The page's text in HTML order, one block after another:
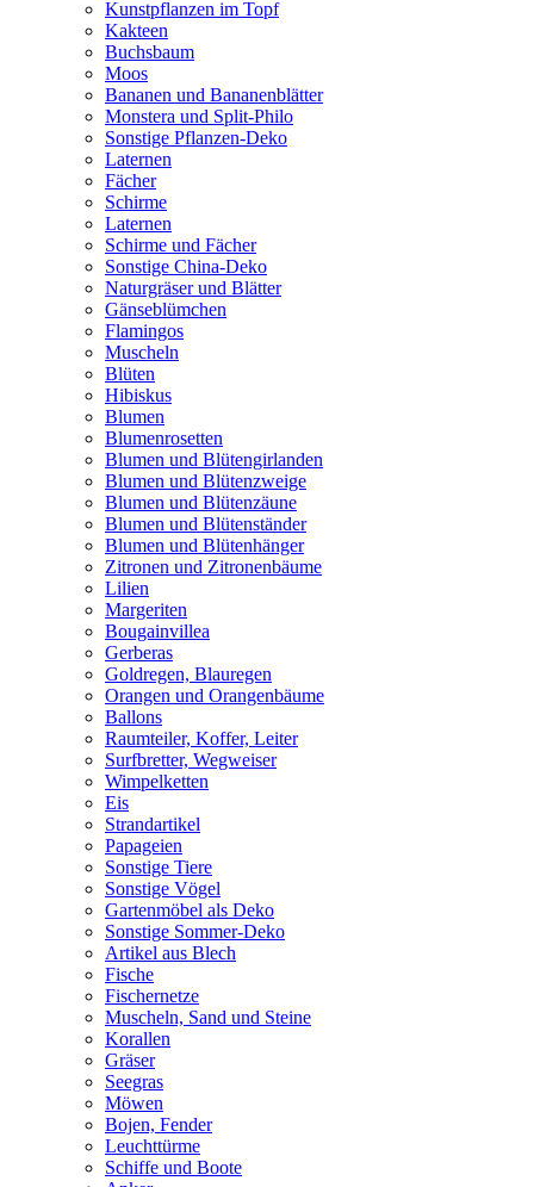
Kunstpflanzen im Topf
Kakteen
Buchsbaum
Moos
Bananen und Bananenblätter
Monstera und Split-Philo
Sonstige Pflanzen-Deko
Laternen
Fächer
Schirme
Laternen
Schirme und Fächer
Sonstige China-Deko
Naturgräser und Blätter
Gänseblümchen
Flamingos
Muscheln
Blüten
Hibiskus
Blumen
Blumenrosetten
Blumen und Blütengirlanden
Blumen und Blütenzweige
Blumen und Blütenzäune
Blumen und Blütenständer
Blumen und Blütenhänger
Zitronen und Zitronenbäume
Lilien
Margeriten
Bougainvillea
Gerberas
Goldregen, Blauregen
Orangen und Orangenbäume
Ballons
Raumteiler, Koffer, Leiter
Surfbretter, Wegweiser
Wimpelketten
Eis
Strandartikel
Papageien
Sonstige Tiere
Sonstige Vögel
Gartenmöbel als Deko
Sonstige Sommer-Deko
Artikel aus Blech
Fische
Fischernetze
Muscheln, Sand und Steine
Korallen
Gräser
Seegras
Möwen
Bojen, Fender
Leuchttürme
Schiffe und Boote